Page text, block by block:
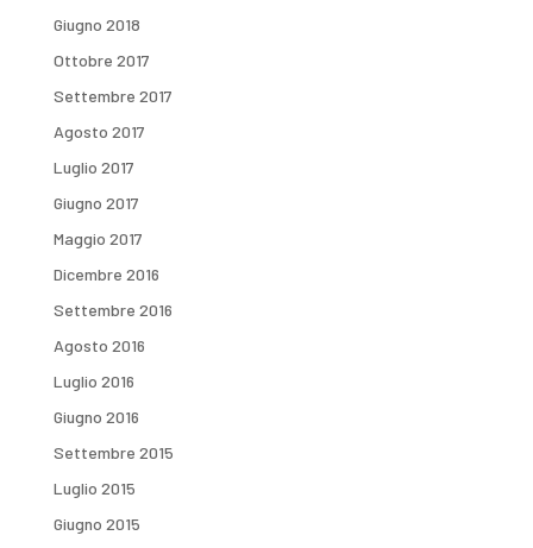
Giugno 2018
Ottobre 2017
Settembre 2017
Agosto 2017
Luglio 2017
Giugno 2017
Maggio 2017
Dicembre 2016
Settembre 2016
Agosto 2016
Luglio 2016
Giugno 2016
Settembre 2015
Luglio 2015
Giugno 2015